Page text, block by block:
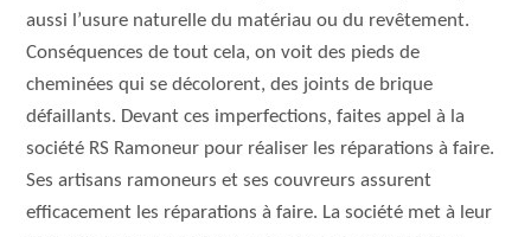
aussi l’usure naturelle du matériau ou du revêtement.
Conséquences de tout cela, on voit des pieds de
cheminées qui se décolorent, des joints de brique
défaillants. Devant ces imperfections, faites appel à la
société RS Ramoneur pour réaliser les réparations à faire.
Ses artisans ramoneurs et ses couvreurs assurent
efficacement les réparations à faire. La société met à leur